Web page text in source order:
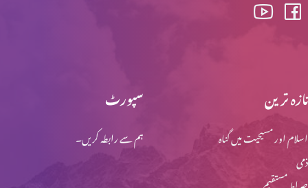
سپورٹ
ہم سے رابطہ کریں۔
تازہ ترین
اسلام اور مسیحیت میں گناہ
ذمی
صراط مستقیم